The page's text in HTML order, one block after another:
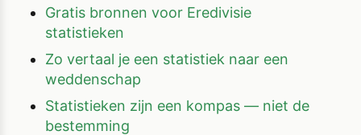
Gratis bronnen voor Eredivisie
statistieken
Zo vertaal je een statistiek naar een
weddenschap
Statistieken zijn een kompas — niet de
bestemming